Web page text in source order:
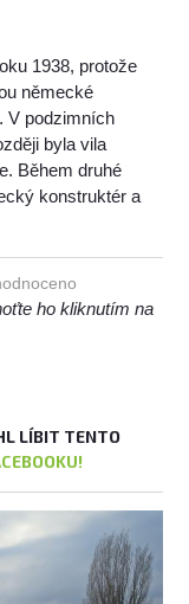
1938, protože
německé
V podzimních
byla vila
Během druhé
konstruktér a
ho kliknutím na
LÍBIT TENTO